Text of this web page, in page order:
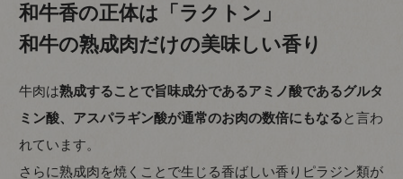
和牛香の正体は「ラクトン」
和牛の熟成肉だけの美味しい香り
牛肉は熟成することで旨味成分であるアミノ酸であるグルタ
ミン酸、アスパラギン酸が通常のお肉の数倍にもなると言わ
れています。
さらに熟成肉を焼くことで生じる香ばしい香りピラジン類が